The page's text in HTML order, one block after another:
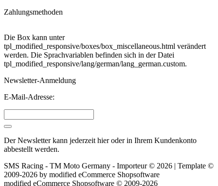
Zahlungsmethoden
Die Box kann unter
tpl_modified_responsive/boxes/box_miscellaneous.html verändert
werden. Die Sprachvariablen befinden sich in der Datei
tpl_modified_responsive/lang/german/lang_german.custom.
Newsletter-Anmeldung
E-Mail-Adresse:
Der Newsletter kann jederzeit hier oder in Ihrem Kundenkonto
abbestellt werden.
SMS Racing - TM Moto Germany - Importeur © 2026 | Template ©
2009-2026 by modified eCommerce Shopsoftware
modified eCommerce Shopsoftware © 2009-2026